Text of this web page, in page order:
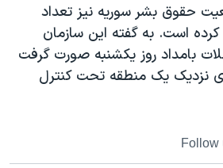
حقوق بشر سوریه نیز تعداد
عنوان کرده است. به گفته این سازمان
بامداد روز یکشنبه صورت گرفت
نزدیک یک منطقه تحت کنترل
Follow